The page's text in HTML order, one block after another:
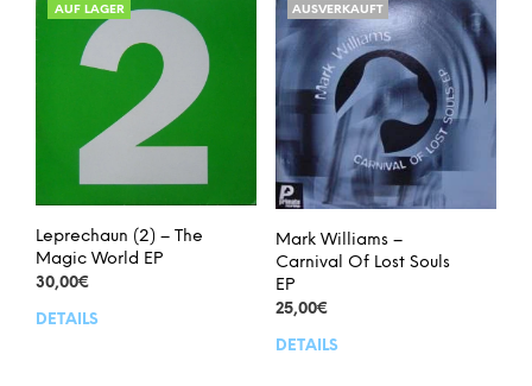
AUF LAGER
Leprechaun (2) – The
Magic World EP
30,00€
DETAILS
AUSVERKAUFT
Mark Williams –
Carnival Of Lost Souls
EP
25,00€
DETAILS